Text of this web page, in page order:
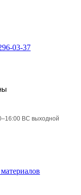
03-37
ВС выходной